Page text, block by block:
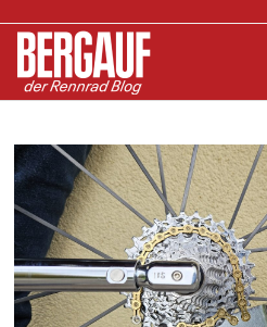
zum
Inhalt